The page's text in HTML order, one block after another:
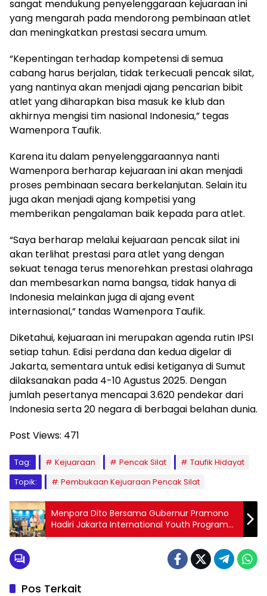
sangat mendukung penyelenggaraan kejuaraan ini
yang mengarah pada mendorong pembinaan atlet
dan meningkatkan prestasi secara umum.
“Kepentingan terhadap kompetensi di semua
cabang harus berjalan, tidak terkecuali pencak silat,
yang nantinya akan menjadi ajang pencarian bibit
atlet yang diharapkan bisa masuk ke klub dan
akhirnya mengisi tim nasional Indonesia,” tegas
Wamenpora Taufik.
Karena itu dalam penyelenggaraannya nanti
Wamenpora berharap kejuaraan ini akan menjadi
proses pembinaan secara berkelanjutan. Selain itu
juga akan menjadi ajang kompetisi yang
memberikan pengalaman baik kepada para atlet.
“Saya berharap melalui kejuaraan pencak silat ini
akan terlihat prestasi para atlet yang dengan
sekuat tenaga terus menorehkan prestasi olahraga
dan membesarkan nama bangsa, tidak hanya di
Indonesia melainkan juga di ajang event
internasional,” tandas Wamenpora Taufik.
Diketahui, kejuaraan ini merupakan agenda rutin IPSI
setiap tahun. Edisi perdana dan kedua digelar di
Jakarta, sementara untuk edisi ketiganya di Sumut
dilaksanakan pada 4-10 Agustus 2025. Dengan
jumlah pesertanya mencapai 3.620 pendekar dari
Indonesia serta 20 negara di berbagai belahan dunia.
Post Views: 471
Tag: Kejuaraan Pencak Silat
Taufik Hidayat
Topik:
Pembukaan Kejuaraan Pencak Silat
Menpora Dito Bersama Gubernur Pramono
Hadiri Jakarta International Youth Program
(JIYP) 2025
Pos Terkait